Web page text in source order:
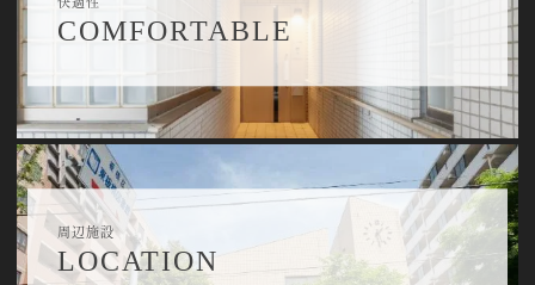
COMFORTABLE
周辺施設
LOCATION